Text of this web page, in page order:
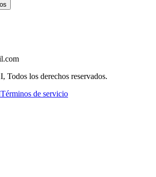
los derechos reservados.
Términos de servicio